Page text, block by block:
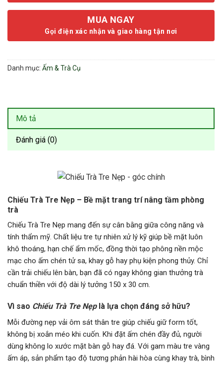
MUA NGAY
Gọi điện xác nhận và giao hàng tận nơi
Danh mục: Ấm & Trà Cụ
Mô tả
Đánh giá (0)
Chiếu Trà Tre Nẹp – Bề mặt trang trí nâng tầm phòng
trà
Chiếu Trà Tre Nẹp mang đến sự cân bằng giữa công năng và
tính thẩm mỹ. Chất liệu tre tự nhiên xử lý kỹ giúp bề mặt luôn
khô thoáng, hạn chế ẩm mốc, đồng thời tạo phông nền mộc
mạc cho ấm chén tử sa, khay gỗ hay phụ kiện phong thủy. Chỉ
cần trải chiếu lên bàn, bạn đã có ngay không gian thưởng trà
chuẩn thiền với độ dài lý tưởng 150 x 30 cm.
Vì sao Chiếu Trà Tre Nẹplà lựa chọn đáng sở hữu?
Mỗi đường nẹp vải ôm sát thân tre giúp chiếu giữ form tốt,
không bị xoắn méo khi cuốn. Khi đặt ấm chén đầy đủ, người
dùng không lo xước mặt bàn gỗ hay đá. Với gam màu tre vàng
ấm áp, sản phẩm tạo độ tương phản hài hòa cùng khay trà, bình